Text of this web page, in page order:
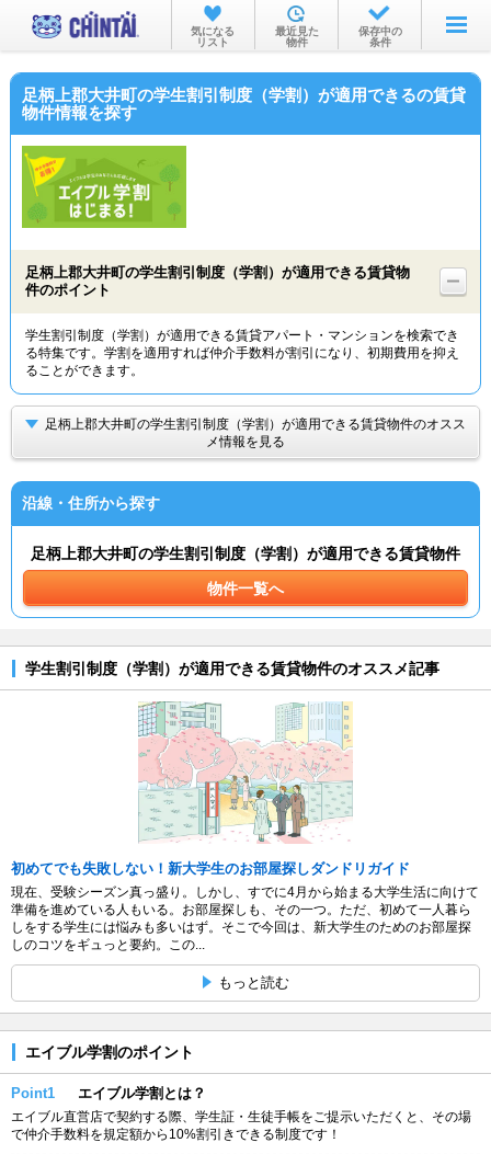
お部屋を探す
沿線・駅から
不動産会社から
気になる
リスト
最近見た
物件
保存中の
条件
足柄上郡大井町の学生割引制度（学割）が適用できるの賃貸
物件情報を探す
足柄上郡大井町の学生割引制度（学割）が適用できる賃貸物
件のポイント
学生割引制度（学割）が適用できる賃貸アパート・マンションを検索でき
る特集です。学割を適用すれば仲介手数料が割引になり、初期費用を抑え
ることができます。
足柄上郡大井町の学生割引制度（学割）が適用できる賃貸物件のオスス
メ情報を見る
沿線・住所から探す
足柄上郡大井町の学生割引制度（学割）が適用できる賃貸物件
物件一覧へ
学生割引制度（学割）が適用できる賃貸物件のオススメ記事
初めてでも失敗しない！新大学生のお部屋探しダンドリガイド
現在、受験シーズン真っ盛り。しかし、すでに4月から始まる大学生活に向けて
準備を進めている人もいる。お部屋探しも、その一つ。ただ、初めて一人暮ら
しをする学生には悩みも多いはず。そこで今回は、新大学生のためのお部屋探
しのコツをギュっと要約。この...
もっと読む
エイブル学割のポイント
Point1 エイブル学割とは？
エイブル直営店で契約する際、学生証・生徒手帳をご提示いただくと、その場
で仲介手数料を規定額から10%割引きできる制度です！